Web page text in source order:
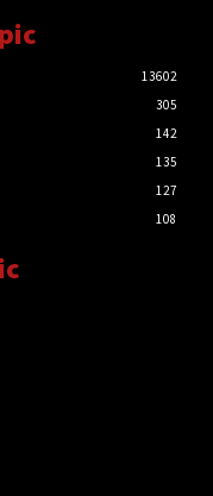
13602
305
142
135
127
108